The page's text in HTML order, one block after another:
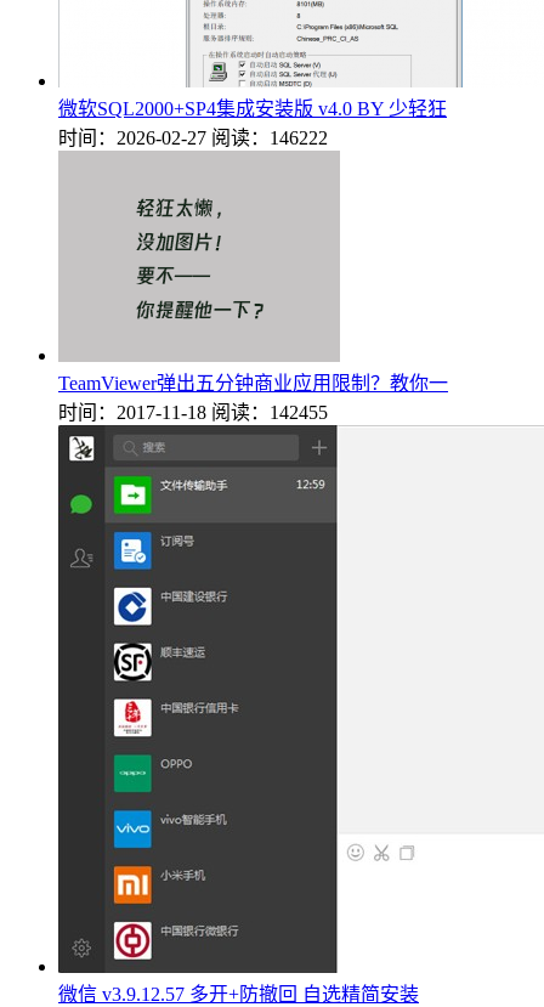
微软SQL2000+SP4集成安装版 v4.0 BY 少轻狂
时间：2026-02-27 阅读：146222
TeamViewer弹出五分钟商业应用限制？教你一
时间：2017-11-18 阅读：142455
微信 v3.9.12.57 多开+防撤回 自选精简安装